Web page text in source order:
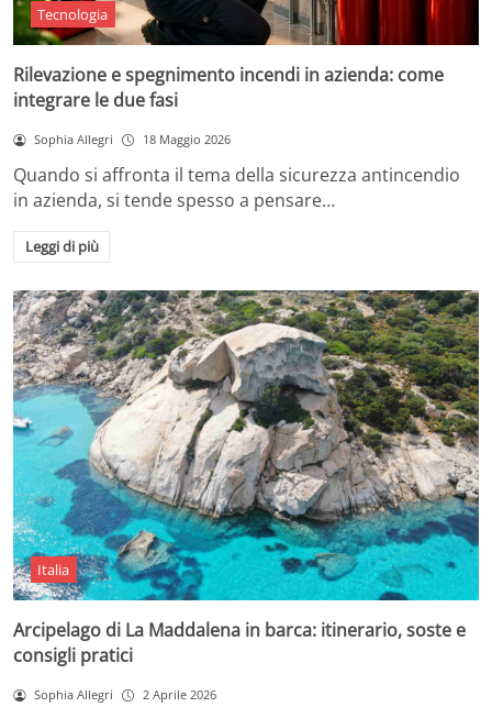
Tecnologia
Rilevazione e spegnimento incendi in azienda: come
integrare le due fasi
Sophia Allegri 18 Maggio 2026
Quando si affronta il tema della sicurezza antincendio
in azienda, si tende spesso a pensare…
Leggi di più
Italia
Arcipelago di La Maddalena in barca: itinerario, soste e
consigli pratici
Sophia Allegri 2 Aprile 2026